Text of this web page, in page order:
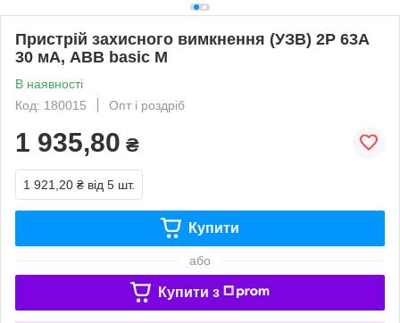
Пристрій захисного вимкнення (УЗВ) 2Р 63A
30 мА, ABB basic M
В наявності
Код: 180015
Опт і роздріб
1 935,80 ₴
1 921,20 ₴ від 5 шт.
Купити
або
Купити з